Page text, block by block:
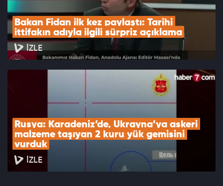
Bakan Fidan ilk kez paylaştı: Tarihi
ittifakın adıyla ilgili sürpriz açıklama
İZLE
Rusya: Karadeniz’de, Ukrayna’ya askeri
malzeme taşıyan 2 kuru yük gemisini
vurduk
İZLE